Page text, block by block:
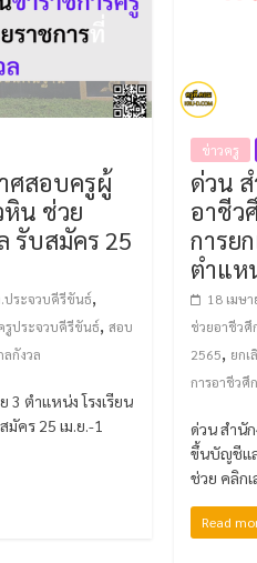
ศสอบครูผู้
หิน ช่วย
รับสมัคร 25
ประจวบคีรีขันธ์,
รูประจวบคีรีขันธ์, สอบ
ลกังวล
ตำแหน่ง โรงเรียน
คร 25 เม.ย.-1
ข่าวครู
ด่วน
อาชีว
การย
ตำแห
18 เมษ
ช่วยอาชีวศึ
2565, ยก
การอาชีวศึ
ด่วน สำนั
ขึ้นบัญชีแ
ช่วย คลิกเ
Read